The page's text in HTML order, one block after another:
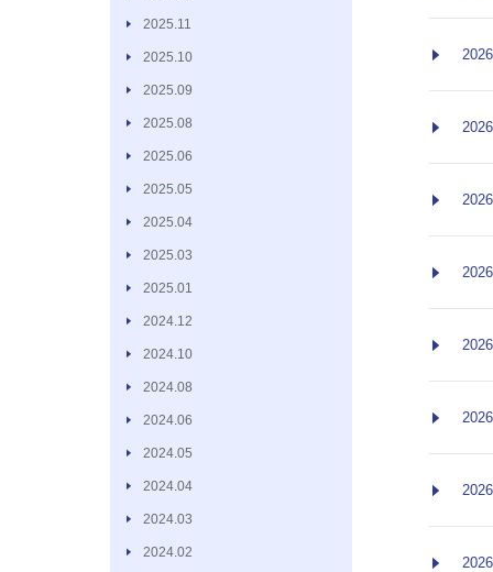
2025.11
2025.10
2025.09
2025.08
2025.06
2025.05
2025.04
2025.03
2025.01
2024.12
2024.10
2024.08
2024.06
2024.05
2024.04
2024.03
2024.02